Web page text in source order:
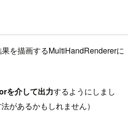
を描画するMultiHandRendererに
を介して出力するようにしまし
があるかもしれません）